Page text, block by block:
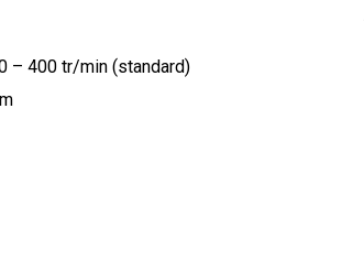
– 400 tr/min (standard)